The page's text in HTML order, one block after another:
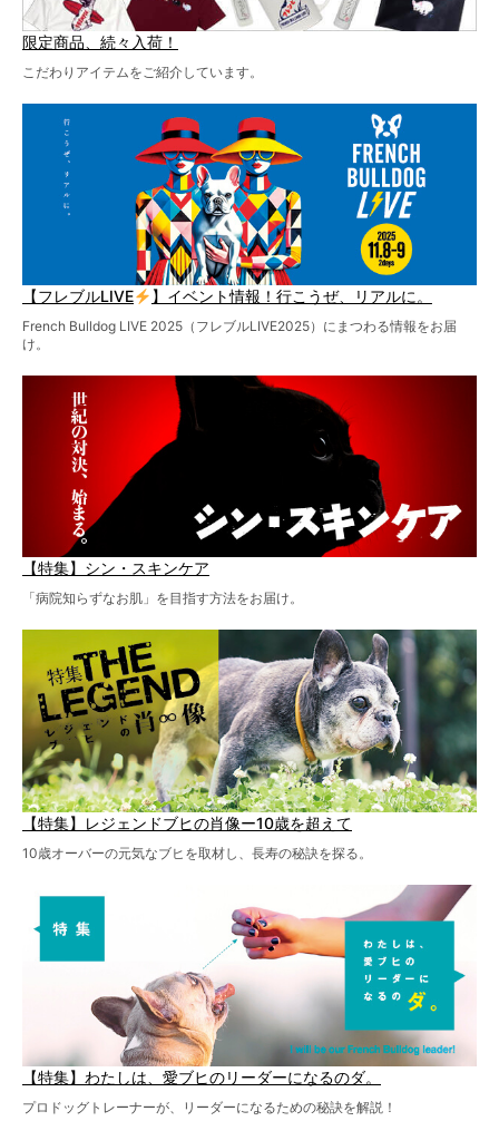
限定商品、続々入荷！
こだわりアイテムをご紹介しています。
【フレブルLIVE 】イベント情報！行こうぜ、リアルに。
French Bulldog LIVE 2025（フレブルLIVE2025）にまつわる情報をお届
け。
【特集】シン・スキンケア
「病院知らずなお肌」を目指す方法をお届け。
【特集】レジェンドブヒの肖像ー10歳を超えて
10歳オーバーの元気なブヒを取材し、長寿の秘訣を探る。
【特集】わたしは、愛ブヒのリーダーになるのダ。
プロドッグトレーナーが、リーダーになるための秘訣を解説！